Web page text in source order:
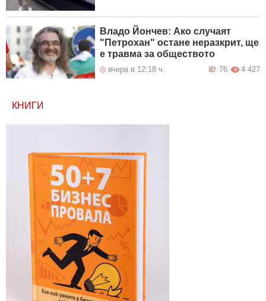
Владо Йончев: Ако случаят
"Петрохан" остане неразкрит, ще
е травма за обществото
вчера в 12:18 ч. 4 427
76
КНИГИ